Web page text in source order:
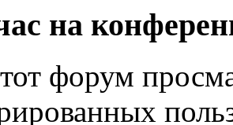
на
форум